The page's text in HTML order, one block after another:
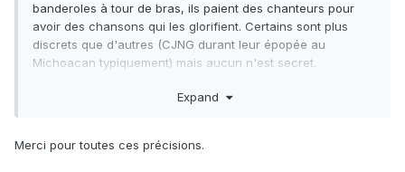
banderoles à tour de bras, ils paient des chanteurs pour
avoir des chansons qui les glorifient. Certains sont plus
discrets que d'autres (CJNG durant leur épopée au
Michoacan typiquement) mais aucun n'est secret.
l'opposé complet des mafias pour qui le meurtre est (ou
l'organisation.
Expand
Merci pour toutes ces précisions.